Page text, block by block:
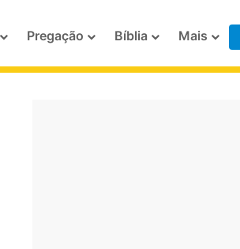
Pregação Bíblia Mais